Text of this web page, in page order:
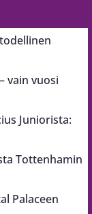
vain vuosi
Juniorista:
Tottenhamin
Palaceen